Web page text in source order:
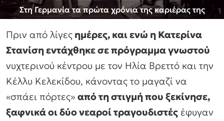
Στη Γερμανία τα πρώτα χρόνια της καριέρας της
Πριν από λίγες ημέρες, και ενώ η Κατερίνα
Στανίση εντάχθηκε σε πρόγραμμα γνωστού
νυχτερινού κέντρου με τον Ηλία Βρεττό και την
Κέλλυ Κελεκίδου, κάνοντας το μαγαζί να
«σπάει πόρτες» από τη στιγμή που ξεκίνησε,
ξαφνικά οι δύο νεαροί τραγουδιστές έφυγαν